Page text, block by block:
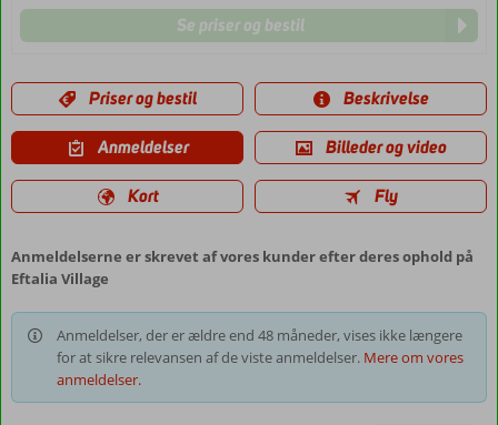
Se priser og bestil
Priser og bestil Beskrivelse
Anmeldelser Billeder og video
Kort Fly
Anmeldelserne er skrevet af vores kunder efter deres ophold på
Eftalia Village
Anmeldelser, der er ældre end 48 måneder, vises ikke længere
for at sikre relevansen af de viste anmeldelser. Mere om vores
anmeldelser.